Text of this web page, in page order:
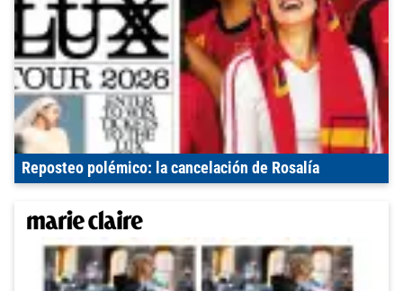
Reposteo polémico: la cancelación de Rosalía